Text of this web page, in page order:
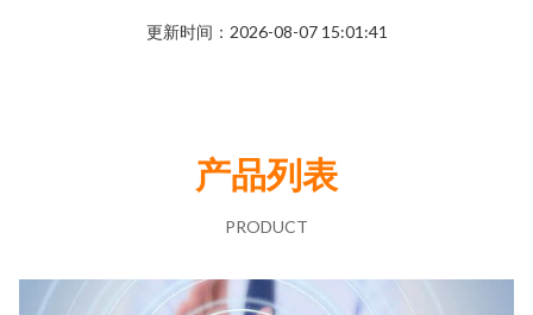
更新时间：2026-08-07 15:01:41
产品列表
PRODUCT